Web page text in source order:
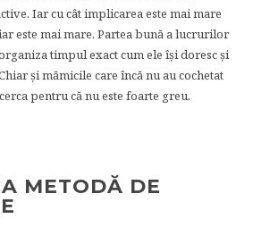
Iar cu cât implicarea este mai mare
este mai mare. Partea bună a lucrurilor
timpul exact cum ele își doresc și
și mămicile care încă nu au cochetat
pentru că nu este foarte greu.
METODĂ DE